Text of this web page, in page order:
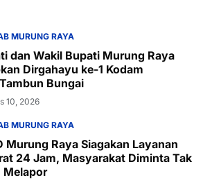
MURUNG RAYA
dan Wakil Bupati Murung Raya
Dirgahayu ke-1 Kodam
Bungai
10, 2026
MURUNG RAYA
Murung Raya Siagakan Layanan
24 Jam, Masyarakat Diminta Tak
Melapor